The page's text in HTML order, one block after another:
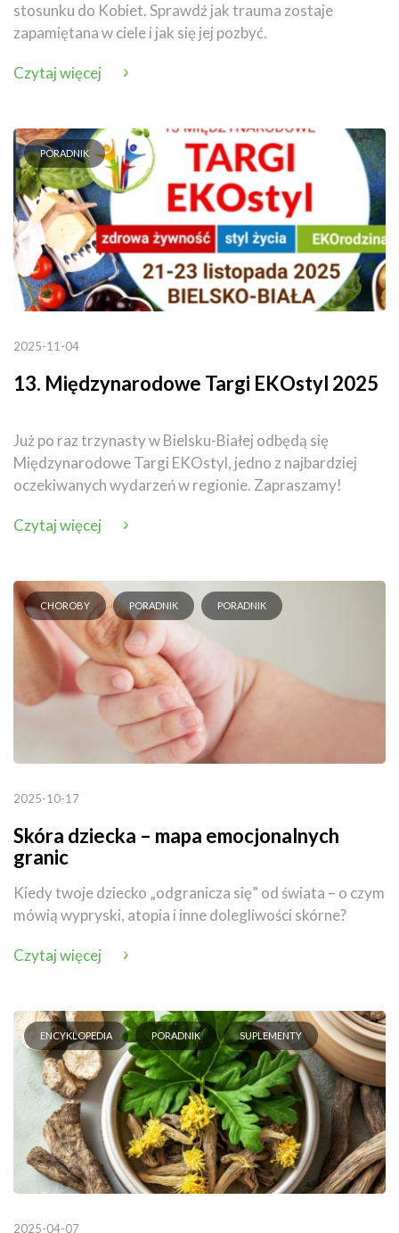
stosunku do Kobiet. Sprawdź jak trauma zostaje
zapamiętana w ciele i jak się jej pozbyć.
Czytaj więcej
PORADNIK
2025-11-04
13. Międzynarodowe Targi EKOstyl 2025
Już po raz trzynasty w Bielsku-Białej odbędą się
Międzynarodowe Targi EKOstyl, jedno z najbardziej
oczekiwanych wydarzeń w regionie. Zapraszamy!
Czytaj więcej
CHOROBY PORADNIK PORADNIK
2025-10-17
Skóra dziecka – mapa emocjonalnych
granic
Kiedy twoje dziecko „odgranicza się” od świata – o czym
mówią wypryski, atopia i inne dolegliwości skórne?
Czytaj więcej
ENCYKLOPEDIA PORADNIK SUPLEMENTY
2025-04-07